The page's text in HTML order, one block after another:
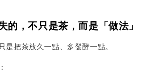
的，不只是茶，而是「做法」
是把茶放久一點、多發酵一點。